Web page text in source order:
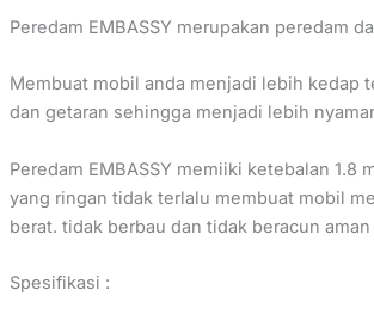
Peredam EMBASSY merupakan peredam
Membuat mobil anda menjadi lebih kedap
dan getaran sehingga menjadi lebih
Peredam EMBASSY memiiki ketebalan 1.8
yang ringan tidak terlalu membuat mobil
berat. tidak berbau dan tidak beracun
Spesifikasi :